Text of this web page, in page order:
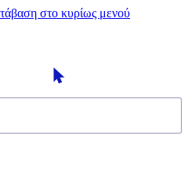
στο κυρίως μενού